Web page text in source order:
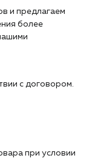
и предлагаем
более
с договором.
при условии